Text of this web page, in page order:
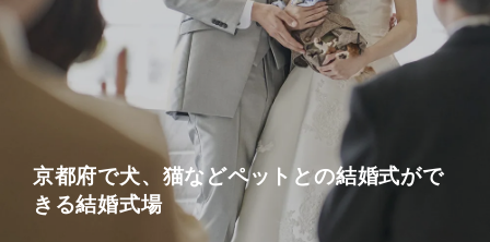
京都府で犬、猫などペットとの結婚式がで
きる結婚式場